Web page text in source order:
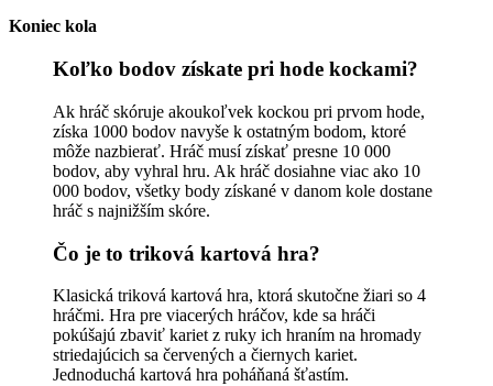
Koniec kola
Koľko bodov získate pri hode kockami?
Ak hráč skóruje akoukoľvek kockou pri prvom hode,
získa 1000 bodov navyše k ostatným bodom, ktoré
môže nazbierať. Hráč musí získať presne 10 000
bodov, aby vyhral hru. Ak hráč dosiahne viac ako 10
000 bodov, všetky body získané v danom kole dostane
hráč s najnižším skóre.
Čo je to triková kartová hra?
Klasická triková kartová hra, ktorá skutočne žiari so 4
hráčmi. Hra pre viacerých hráčov, kde sa hráči
pokúšajú zbaviť kariet z ruky ich hraním na hromady
striedajúcich sa červených a čiernych kariet.
Jednoduchá kartová hra poháňaná šťastím.